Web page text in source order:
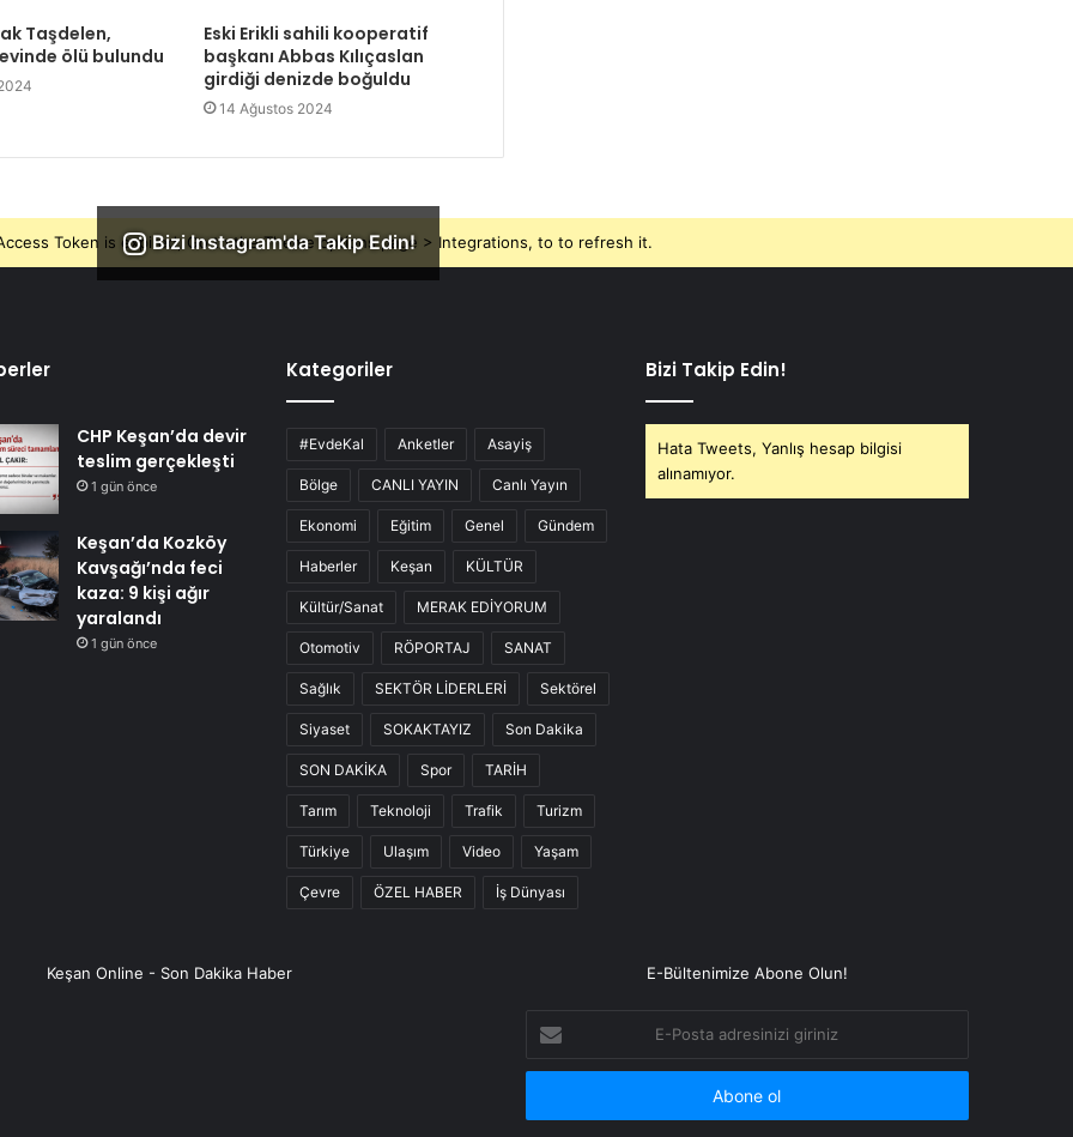
Taşdelen,
ölü bulundu
Eski Erikli sahili kooperatif
başkanı Abbas Kılıçaslan
girdiği denizde boğuldu
14 Ağustos 2024
Bizi Instagram'da Takip Edin!
Token is expired, Go to the Theme options page > Integrations, to to refresh it.
CHP Keşan’da devir
teslim gerçekleşti
1 gün önce
Keşan’da Kozköy
Kavşağı’nda feci
kaza: 9 kişi ağır
yaralandı
1 gün önce
Kategoriler
#EvdeKal Anketler Asayiş
Bölge CANLI YAYIN Canlı Yayın
Ekonomi Eğitim Genel Gündem
Haberler Keşan KÜLTÜR
Kültür/Sanat MERAK EDİYORUM
Otomotiv RÖPORTAJ SANAT
Sağlık SEKTÖR LİDERLERİ Sektörel
Siyaset SOKAKTAYIZ Son Dakika
SON DAKİKA Spor TARİH
Tarım Teknoloji Trafik Turizm
Türkiye Ulaşım Video Yaşam
Çevre ÖZEL HABER İş Dünyası
Bizi Takip Edin!
Hata Tweets, Yanlış hesap bilgisi
alınamıyor.
Keşan Online - Son Dakika Haber E-Bültenimize Abone Olun!
Posta
adresinizi